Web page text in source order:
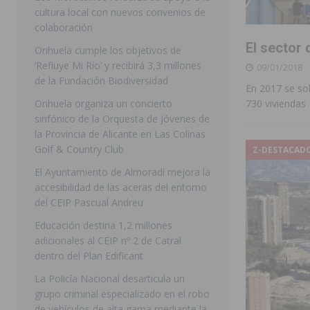
[ 07/08/2026 ] La Generalitat impulsa el
[ 07/08/2026 ] Benferri ya se prepara para dar
Bigastro se viste de gala para la
[ 07/08/2026 ] Rojales clausura con éxito las Fiestas
[ 08/08/2026 ] Controlado un incendio en la cocina
[ 08/08/2026 ] Benferri da comienzo a sus fiestas
FEGADO 2026 cierra con un balance
[ 07/08/2026 ]
Los Montesinos refuerza su apoyo a
El sector
09/01/2018
En 2017 se
730 viviendas
Z-
cultura local con nuevos convenios de
colaboración
Orihuela cumple los objetivos de
‘Refluye Mi Río’ y recibirá 3,3 millones
de la Fundación Biodiversidad
Orihuela organiza un concierto
sinfónico de la Orquesta de Jóvenes de
la Provincia de Alicante en Las Colinas
Golf & Country Club
El Ayuntamiento de Almoradí mejora la
accesibilidad de las aceras del entorno
del CEIP Pascual Andreu
Educación destina 1,2 millones
adicionales al CEIP nº 2 de Catral
dentro del Plan Edificant
La Policía Nacional desarticula un
grupo criminal especializado en el robo